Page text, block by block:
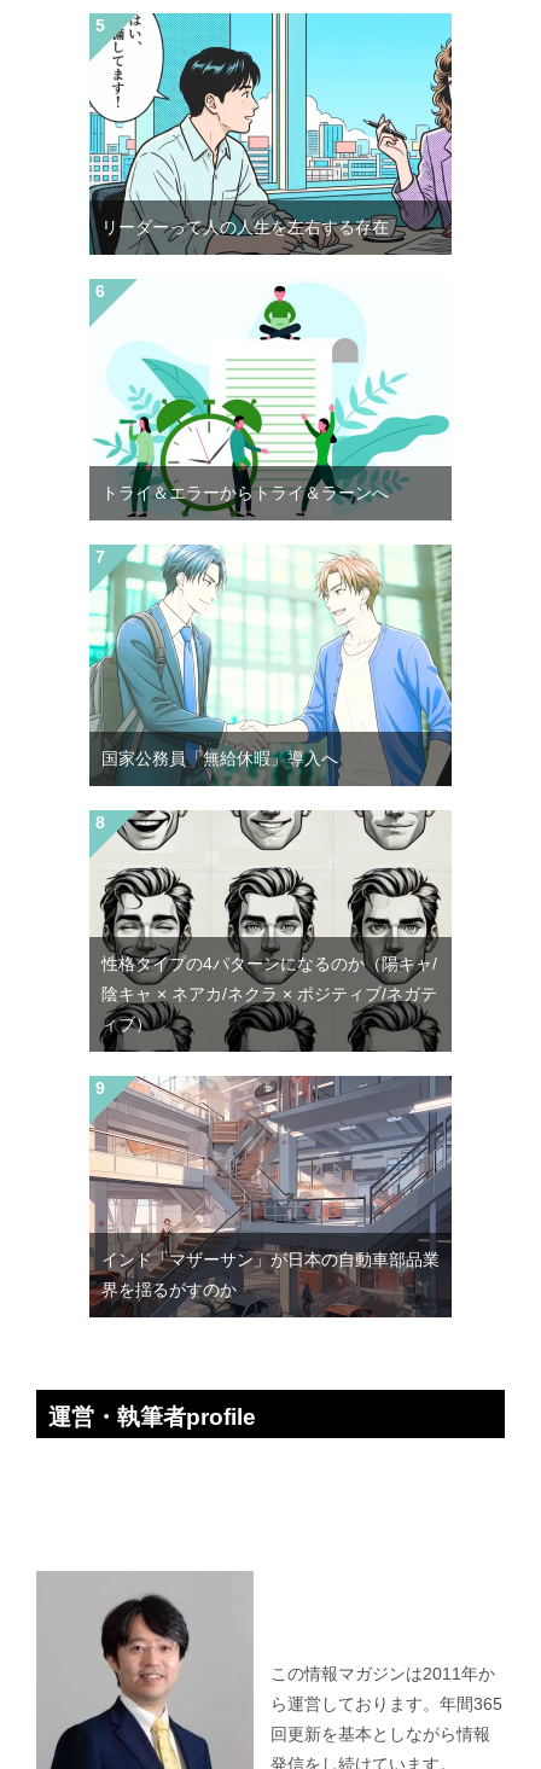
リーダーって人の人生を左右する存在
トライ＆エラーからトライ＆ラーンへ
国家公務員「無給休暇」導入へ
性格タイプの4パターンになるのか（陽キャ/
陰キャ × ネアカ/ネクラ × ポジティブ/ネガテ
ィブ）
インド「マザーサン」が日本の自動車部品業
界を揺るがすのか
運営・執筆者profile
この情報マガジンは2011年か
ら運営しております。年間365
回更新を基本としながら情報
発信をし続けています。